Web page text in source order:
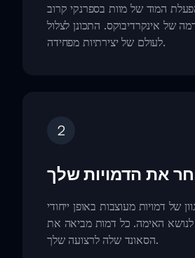
המוד של מוות בספרנקי קרוב
של אינקרדיבוקס. התכונן לצלול
לעולם של יצירתיות מפחידה.
2
את הדמויות שלך
של דמויות מעוצבות באופן ייחודי
האימה. כל דמות מביאה את
הסאונד שלה לרצועה שלך.